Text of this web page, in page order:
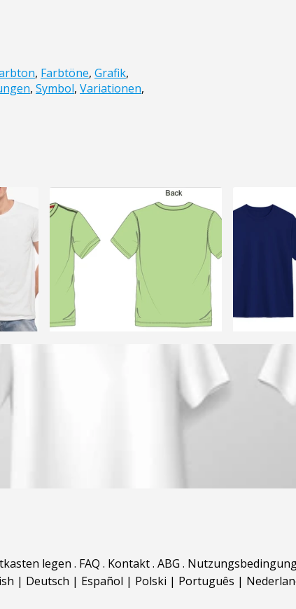
, Farbtöne, Grafik,
, Symbol, Variationen,
legen . FAQ . Kontakt. ABG .
| Deutsch | Español | Polski | Português |